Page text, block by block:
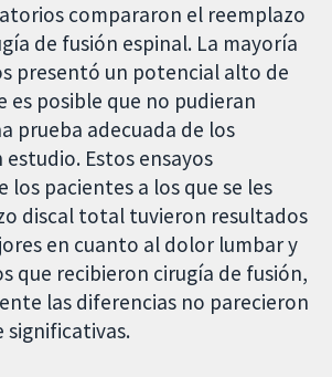
compararon el reemplazo
de fusión espinal. La mayoría
presentó un potencial alto de
es posible que no pudieran
prueba adecuada de los
Estos ensayos
pacientes a los que se les
discal total tuvieron resultados
en cuanto al dolor lumbar y
que recibieron cirugía de fusión,
las diferencias no parecieron
significativas.